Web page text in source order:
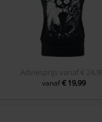
Commentaar versturen
Adviesprijs vanaf € 24,99
vanaf€ 19,99